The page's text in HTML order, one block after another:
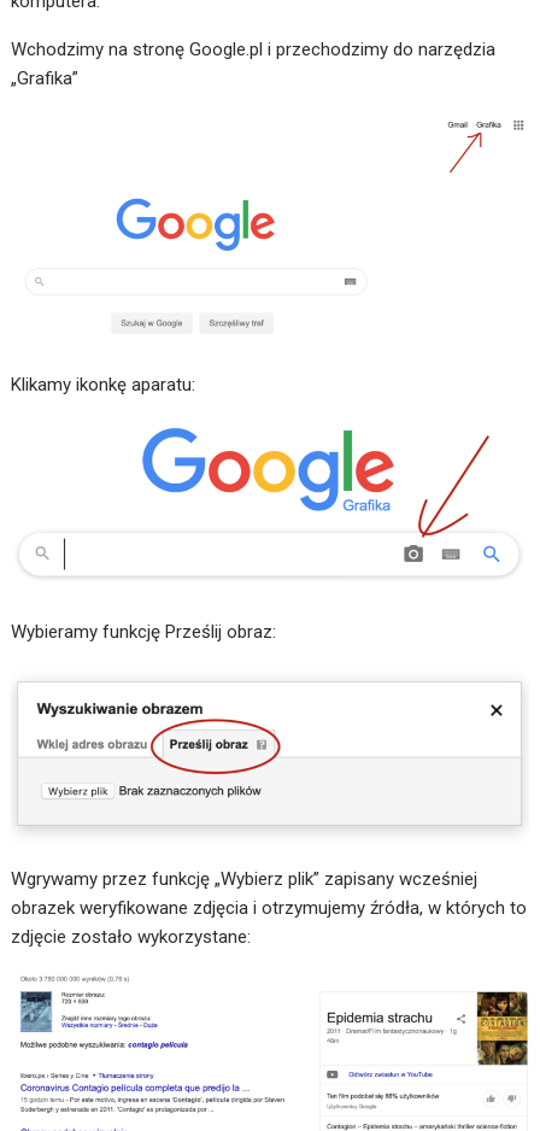
Wchodzimy na stronę Google.pl i przechodzimy do narzędzia
„Grafika”
Klikamy ikonkę aparatu:
Wybieramy funkcję Prześlij obraz:
Wgrywamy przez funkcję „Wybierz plik” zapisany wcześniej
obrazek weryfikowane zdjęcia i otrzymujemy źródła, w których to
zdjęcie zostało wykorzystane: